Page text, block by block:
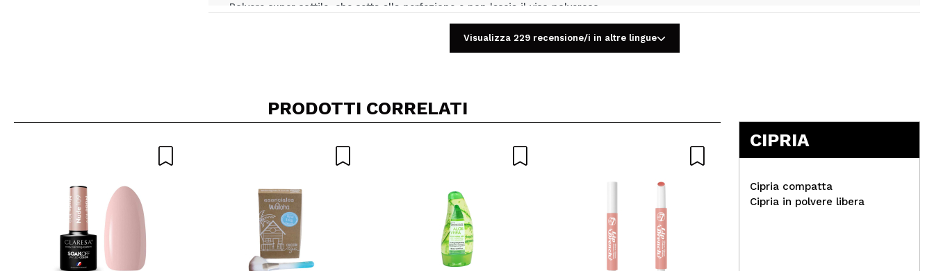
Polvere super sottile, che setta alla perfezione e non lascia il viso polveroso.
Hace 6 años
per il prezzo che ha non è male..
Francesca
Leggera,fa il suo dovere,non buona per fare baking
Consiglieresti questo acquisto?
|Hace 7 años
Visualizza 229 recensione/i in altre lingue
PRODOTTI CORRELATI
CIPRIA
Cipria compatta
Cipria in polvere libera